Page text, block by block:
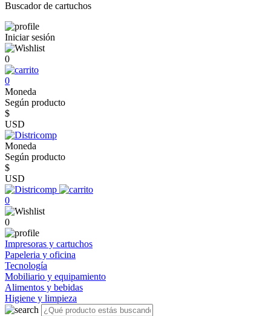
Buscador de cartuchos
Iniciar sesión
0
0
Moneda
Según producto
$
USD
Moneda
Según producto
$
USD
0
0
Impresoras y cartuchos
Papeleria y oficina
Tecnología
Mobiliario y equipamiento
Alimentos y bebidas
Higiene y limpieza